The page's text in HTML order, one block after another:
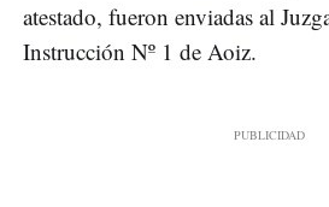
atestado, fueron enviadas al
Instrucción Nº 1 de Aoiz.